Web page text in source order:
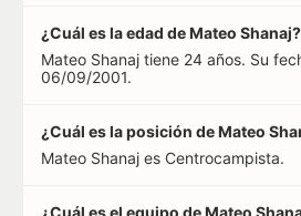
¿Cuál es la edad de Mateo Shanaj?
Mateo Shanaj tiene 24 años. Su
06/09/2001.
¿Cuál es la posición de Mateo
Mateo Shanaj es Centrocampista.
¿Cuál es el equipo de Mateo